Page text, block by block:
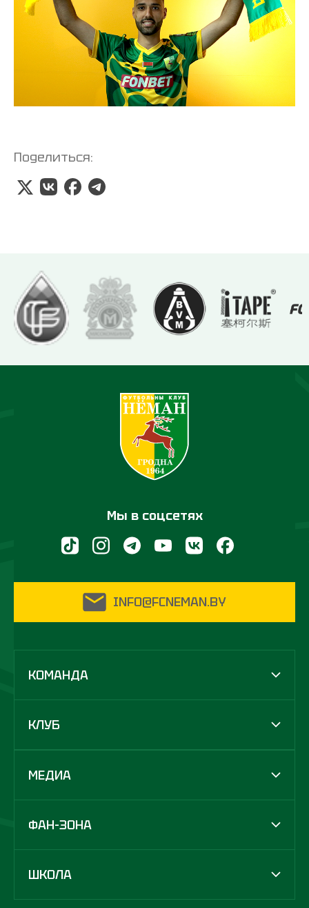
Поделиться:
Мы в соцсетях
INFO@FCNEMAN.BY
КОМАНДА
КЛУБ
МЕДИА
ФАН-ЗОНА
ШКОЛА